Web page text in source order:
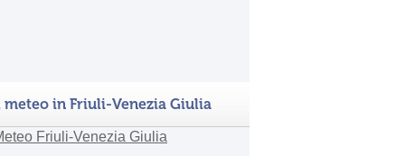
meteo in Friuli-Venezia Giulia